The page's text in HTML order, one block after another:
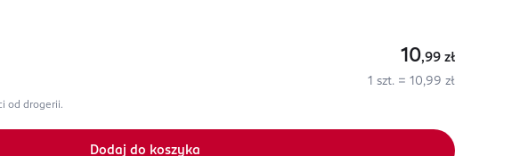
10,99 zł
1 szt. = 10,99 zł
od drogerii.
Dodaj do koszyka